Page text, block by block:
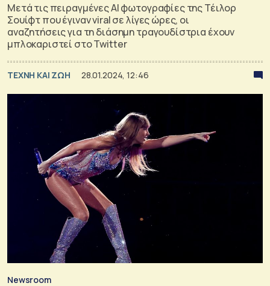
Μετά τις πειραγμένες AI φωτογραφίες της Τέιλορ
Σουίφτ που έγιναν viral σε λίγες ώρες, οι
αναζητήσεις για τη διάσημη τραγουδίστρια έχουν
μπλοκαριστεί στο Twitter
TΕΧΝΗ ΚΑΙ ΖΩΗ 28.01.2024, 12:46
Newsroom